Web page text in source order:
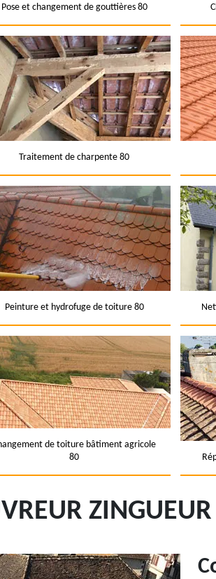
Pose et changement de gouttières 80
Traitement de charpente 80
Peinture et hydrofuge de toiture 80
de toiture bâtiment agricole
80